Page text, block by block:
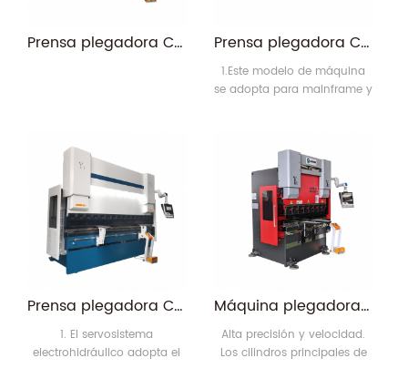
7
Prensa plegadora CNC serie WF67K-C con servobomba Prensa plegadora CNC servo mecánica hidráulica serie RONGWIN WF67K-E
1.Este modelo de máquina
se adopta para mainframe y
cuenta con una pantalla
digital para las posiciones
del tope trasero y el bloque
deslizante, así como una
función de indicación para
el límite suave del eje X/Y y
la holgura de
unidireccional. 3.El tope7
Prensa plegadora CNC electrohidráulica de ahorro de energía WF67K con prensa de freno de placa de acero con servobomba unidireccional
1. El servosistema
electrohidráulico adopta el
Máquina plegadora CNC automática WF67K-E Herramientas CNC para plegado de aluminio Máquina plegadora hidráulica
Alta precisión y velocidad.
Los cilindros principales de